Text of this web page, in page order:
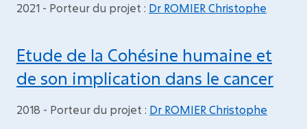
2021 - Porteur du projet : Dr ROMIER Christophe
Etude de la Cohésine humaine et
de son implication dans le cancer
2018 - Porteur du projet : Dr ROMIER Christophe